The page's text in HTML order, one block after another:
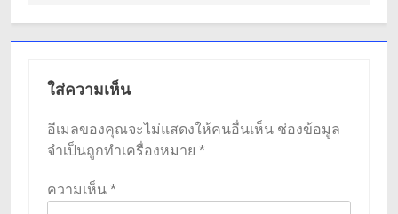
ใส่ความเห็น
อีเมลของคุณจะไม่แสดงให้คนอื่นเห็น ช่องข้อมูล
จำเป็นถูกทำเครื่องหมาย *
ความเห็น *